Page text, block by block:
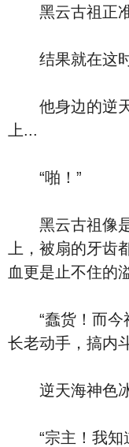
黑云古祖正准
结果就在这时
他身边的逆天
上...
“啪！”
黑云古祖像是
上，被扇的牙齿
血更是止不住的
“蠢货！而今
长老动手，搞内
逆天海神色冰
“宗主！我知